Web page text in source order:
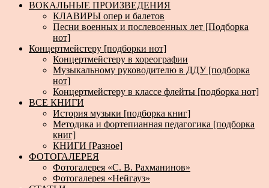
ВОКАЛЬНЫЕ ПРОИЗВЕДЕНИЯ
КЛАВИРЫ опер и балетов
Песни военных и послевоенных лет [Подборка
нот]
Концертмейстеру [подборки нот]
Концертмейстеру в хореографии
Музыкальному руководителю в ДДУ [подборка
нот]
Концертмейстеру в классе флейты [подборка нот]
ВСЕ КНИГИ
История музыки [подборка книг]
Методика и фортепианная педагогика [подборка
книг]
КНИГИ [Разное]
ФОТОГАЛЕРЕЯ
Фотогалерея «С. В. Рахманинов»
Фотогалерея «Нейгауз»